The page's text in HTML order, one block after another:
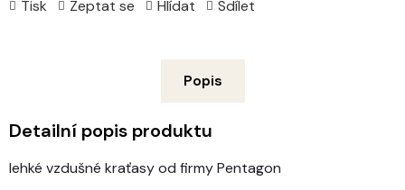
Tisk Zeptat se Hlídat Sdílet
Popis
Detailní popis produktu
lehké vzdušné kraťasy od firmy Pentagon